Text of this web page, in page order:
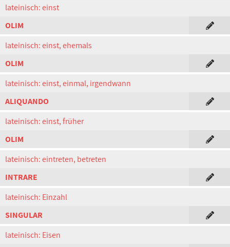
lateinisch: einst
OLIM
lateinisch: einst, ehemals
OLIM
lateinisch: einst, einmal, irgendwann
ALIQUANDO
lateinisch: einst, früher
OLIM
lateinisch: eintreten, betreten
INTRARE
lateinisch: Einzahl
SINGULAR
lateinisch: Eisen